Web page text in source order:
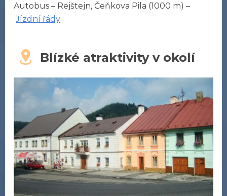
Autobus – Rejštejn, Čeňkova Pila (1000 m) –
Jízdní řády
Blízké atraktivity v okolí